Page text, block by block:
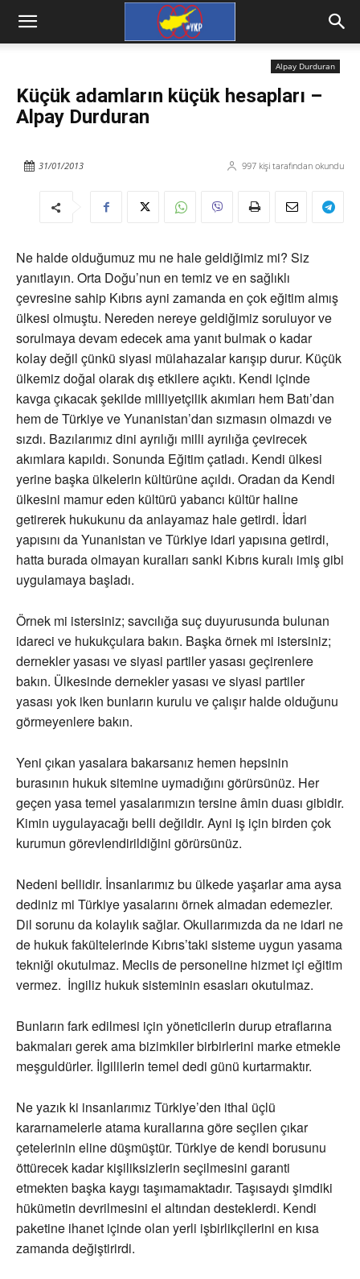
Alpay Durduran
Küçük adamların küçük hesapları –
Alpay Durduran
997 kişi tarafından okundu
31/01/2013
Ne halde olduğumuz mu ne hale geldiğimiz mi? Siz
yanıtlayın. Orta Doğu’nun en temiz ve en sağlıklı
çevresine sahip Kıbrıs ayni zamanda en çok eğitim almış
ülkesi olmuştu. Nereden nereye geldiğimiz soruluyor ve
sorulmaya devam edecek ama yanıt bulmak o kadar
kolay değil çünkü siyasi mülahazalar karışıp durur. Küçük
ülkemiz doğal olarak dış etkilere açıktı. Kendi içinde
kavga çıkacak şekilde milliyetçilik akımları hem Batı’dan
hem de Türkiye ve Yunanistan’dan sızmasın olmazdı ve
sızdı. Bazılarımız dini ayrılığı milli ayrılığa çevirecek
akımlara kapıldı. Sonunda Eğitim çatladı. Kendi ülkesi
yerine başka ülkelerin kültürüne açıldı. Oradan da Kendi
ülkesini mamur eden kültürü yabancı kültür haline
getirerek hukukunu da anlayamaz hale getirdi. İdari
yapısını da Yunanistan ve Türkiye idari yapısına getirdi,
hatta burada olmayan kuralları sanki Kıbrıs kuralı imiş gibi
uygulamaya başladı.
Örnek mi istersiniz; savcılığa suç duyurusunda bulunan
idareci ve hukukçulara bakın. Başka örnek mi istersiniz;
dernekler yasası ve siyasi partiler yasası geçirenlere
bakın. Ülkesinde dernekler yasası ve siyasi partiler
yasası yok iken bunların kurulu ve çalışır halde olduğunu
görmeyenlere bakın.
Yeni çıkan yasalara bakarsanız hemen hepsinin
burasının hukuk sitemine uymadığını görürsünüz. Her
geçen yasa temel yasalarımızın tersine âmin duası gibidir.
Kimin uygulayacağı belli değildir. Ayni iş için birden çok
kurumun görevlendirildiğini görürsünüz.
Nedeni bellidir. İnsanlarımız bu ülkede yaşarlar ama aysa
dediniz mi Türkiye yasalarını örnek almadan edemezler.
Dil sorunu da kolaylık sağlar. Okullarımızda da ne idari ne
de hukuk fakültelerinde Kıbrıs’taki sisteme uygun yasama
tekniği okutulmaz. Meclis de personeline hizmet içi eğitim
vermez. İngiliz hukuk sisteminin esasları okutulmaz.
Bunların fark edilmesi için yöneticilerin durup etraflarına
bakmaları gerek ama bizimkiler birbirlerini marke etmekle
meşguldürler. İlgililerin temel dedi günü kurtarmaktır.
Ne yazık ki insanlarımız Türkiye’den ithal üçlü
kararnamelerle atama kurallarına göre seçilen çıkar
çetelerinin eline düşmüştür. Türkiye de kendi borusunu
öttürecek kadar kişiliksizlerin seçilmesini garanti
etmekten başka kaygı taşımamaktadır. Taşısaydı şimdiki
hükümetin devrilmesini el altından desteklerdi. Kendi
paketine ihanet içinde olan yerli işbirlikçilerini en kısa
zamanda değiştirirdi.